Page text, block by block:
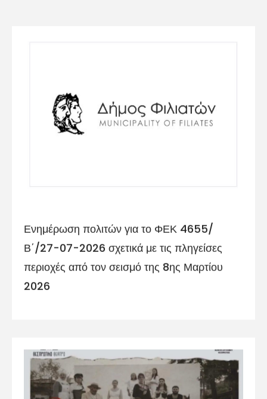
Ενημέρωση πολιτών για το ΦΕΚ 4655/
Β΄/27-07-2026 σχετικά με τις πληγείσες
περιοχές από τον σεισμό της 8ης Μαρτίου
2026